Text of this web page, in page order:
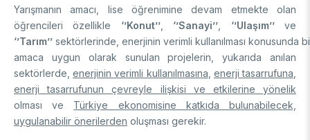
Organizasyon Şeması
Sayılarla TÜBİTAK
Hizmet Envanterleri
Kurumsal Kimlik
Girişimci ve Yenilikçi Üniversite Endeksi
Üniversitelerin Alan Bazlı Yetkinlik Analizi
Teknoloji Hazırlık Seviyesi (THS) Belirleme
BTY İstatistikleri
BTY Kılavuzları
BTYK (Mülga)
Arşiv
Çok Taraflı Programlar
Teknoloji Transfer Ofisi
İlanlar
Ödüller
Geçmiş Yıllarda Ödül Alanlar
Yapay Zekâ
Yapay Zekâ Politikası
Üretken Yapay Zekâ Rehberi
DESTEKLER
Yarışmanın amacı, lise öğrenimine devam etmekte olan
öğrencileri özellikle ‘’Konut’’, ‘’Sanayi’’ ‘’Ulaşım’’ve
‘’Tarım’’ sektörlerinde, enerjinin verimli kullanılması konusunda
amaca uygun olarak sunulan projelerin, yukarıda anılan
sektörlerde,enerjinin verimli kullanılmasına enerji tasarrufuna
enerji tasarrufunun çevreyle ilişkisi ve etkilerine yönelik
olması ve Türkiye ekonomisine katkıda bulunabilecek,
uygulanabilir önerilerden oluşması gerekir.